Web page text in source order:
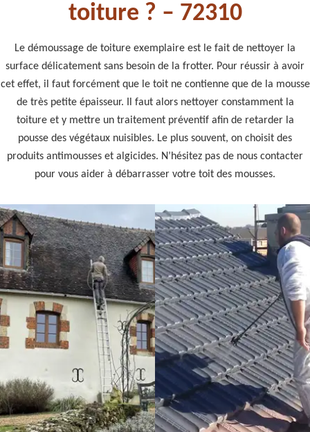
toiture ? – 72310
Le démoussage de toiture exemplaire est le fait de nettoyer la
surface délicatement sans besoin de la frotter. Pour réussir à avoir
cet effet, il faut forcément que le toit ne contienne que de la mousse
de très petite épaisseur. Il faut alors nettoyer constamment la
toiture et y mettre un traitement préventif afin de retarder la
pousse des végétaux nuisibles. Le plus souvent, on choisit des
produits antimousses et algicides. N’hésitez pas de nous contacter
pour vous aider à débarrasser votre toit des mousses.